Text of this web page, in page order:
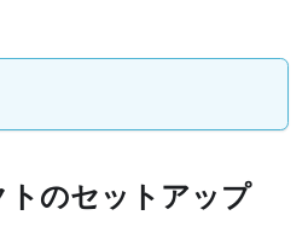
のセットアップ